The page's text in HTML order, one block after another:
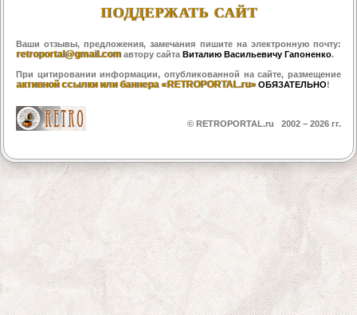
ПОДДЕРЖАТЬ САЙТ
Ваши отзывы, предложения, замечания пишите на электронную почту:
retroportal@gmail.com автору сайта Виталию Васильевичу Гапоненко.
При цитировании информации, опубликованной на сайте, размещение
активной ссылки или баннера «RETROPORTAL.ru» ОБЯЗАТЕЛЬНО!
© RETROPORTAL.ru 2002 – 2026 гг.